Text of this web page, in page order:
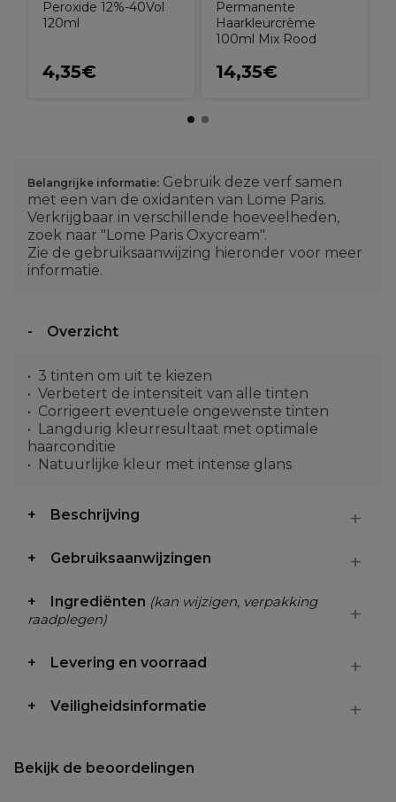
Peroxide 12%-40Vol
120ml
4,35€
Permanente
Haarkleurcrème
100ml Mix Rood
14,35€
Belangrijke informatie: Gebruik deze verf samen
met een van de oxidanten van Lome Paris.
Verkrijgbaar in verschillende hoeveelheden,
zoek naar "Lome Paris Oxycream".
Zie de gebruiksaanwijzing hieronder voor meer
informatie.
Overzicht
3 tinten om uit te kiezen
Verbetert de intensiteit van alle tinten
Corrigeert eventuele ongewenste tinten
Langdurig kleurresultaat met optimale
haarconditie
Natuurlijke kleur met intense glans
Beschrijving
Gebruiksaanwijzingen
Ingrediënten (kan wijzigen, verpakking
raadplegen)
Levering en voorraad
Veiligheidsinformatie
Bekijk de beoordelingen